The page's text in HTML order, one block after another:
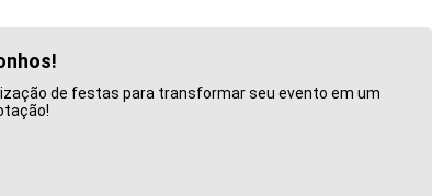
de festas para transformar seu evento em um